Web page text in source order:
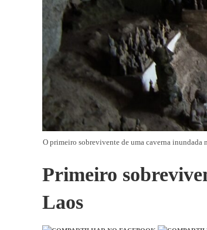
O primeiro sobrevivente de uma caverna
Primeiro
Laos